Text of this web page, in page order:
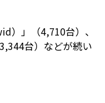
）」（4,710台）、
台）などが続い